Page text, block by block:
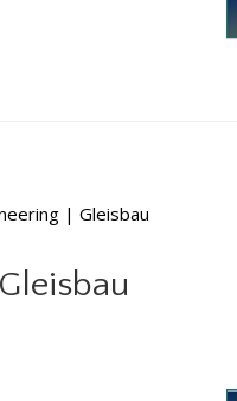
Bahn-/Gleisbau